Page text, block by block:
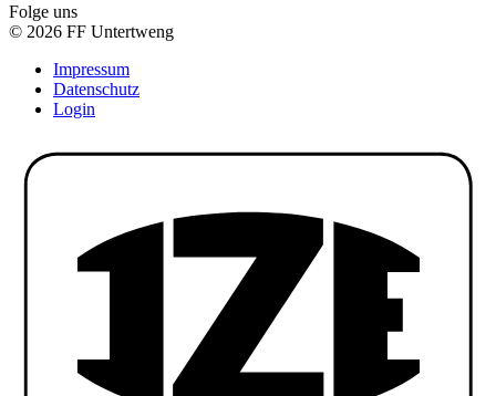
Folge uns
© 2026 FF Untertweng
Impressum
Datenschutz
Login